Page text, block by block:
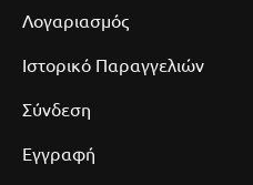
Λογαριασμός
Ιστορικό Παραγγελιών
Σύνδεση
Εγγραφή